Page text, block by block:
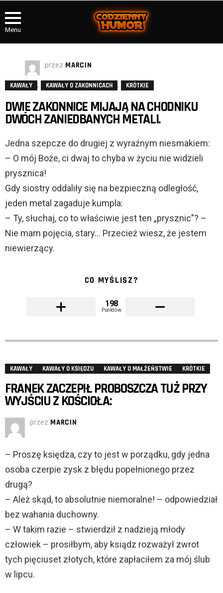
Menu
przez MARCIN
KAWAŁY , KAWAŁY O ZAKONNICACH , KRÓTKIE
DWIE ZAKONNICE MIJAJĄ NA CHODNIKU
DWÓCH ZANIEDBANYCH METALI.
Jedna szepcze do drugiej z wyraźnym niesmakiem:
– O mój Boże, ci dwaj to chyba w życiu nie widzieli
prysznica!
Gdy siostry oddaliły się na bezpieczną odległość,
jeden metal zagaduje kumpla:
– Ty, słuchaj, co to właściwie jest ten „prysznic”? –
Nie mam pojęcia, stary… Przecież wiesz, że jestem
niewierzący.
CO MYŚLISZ?
198
Punktów
KAWAŁY KAWAŁY O KSIĘDZU KAWAŁY O MAŁŻEŃSTWIE KRÓTKIE
FRANEK ZACZEPIŁ PROBOSZCZA TUŻ PRZY
WYJŚCIU Z KOŚCIOŁA:
przez MARCIN
– Proszę księdza, czy to jest w porządku, gdy jedna
osoba czerpie zysk z błędu popełnionego przez
drugą?
– Ależ skąd, to absolutnie niemoralne! – odpowiedział
bez wahania duchowny.
– W takim razie – stwierdził z nadzieją młody
człowiek – prosiłbym, aby ksiądz rozważył zwrot
tych pięciuset złotych, które zapłaciłem za mój ślub
w lipcu.